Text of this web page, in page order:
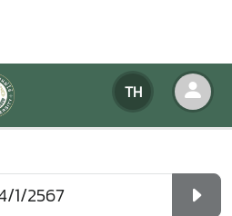
TH
องหน่วยงาน
งาน